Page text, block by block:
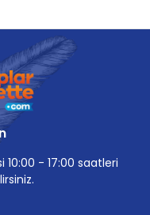
- 17:00 saatleri